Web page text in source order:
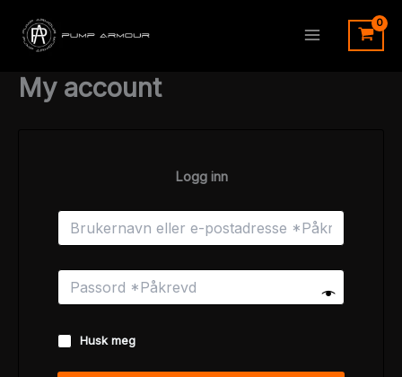
innholdet
My account
Logg inn
Husk meg